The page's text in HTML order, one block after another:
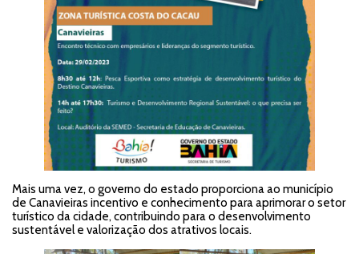
Mais uma vez, o governo do estado proporciona ao município
de Canavieiras incentivo e conhecimento para aprimorar o setor
turístico da cidade, contribuindo para o desenvolvimento
sustentável e valorização dos atrativos locais.